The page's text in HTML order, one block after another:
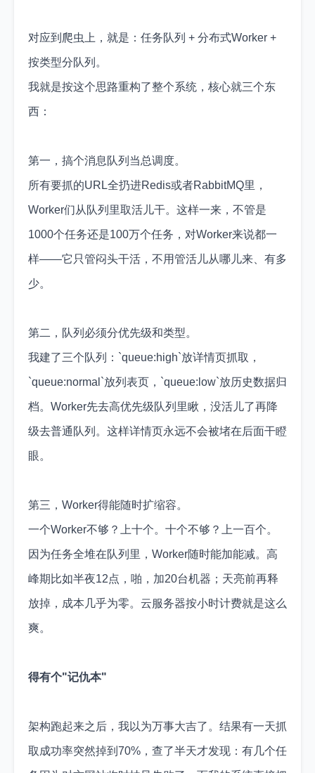
对应到爬虫上，就是：任务队列 + 分布式Worker +
按类型分队列。
我就是按这个思路重构了整个系统，核心就三个东
西：
第一，搞个消息队列当总调度。
所有要抓的URL全扔进Redis或者RabbitMQ里，
Worker们从队列里取活儿干。这样一来，不管是
1000个任务还是100万个任务，对Worker来说都一
样——它只管闷头干活，不用管活儿从哪儿来、有多
少。
第二，队列必须分优先级和类型。
我建了三个队列：`queue:high`放详情页抓取，
`queue:normal`放列表页，`queue:low`放历史数据归
档。Worker先去高优先级队列里瞅，没活儿了再降
级去普通队列。这样详情页永远不会被堵在后面干瞪
眼。
第三，Worker得能随时扩缩容。
一个Worker不够？上十个。十个不够？上一百个。
因为任务全堆在队列里，Worker随时能加能减。高
峰期比如半夜12点，啪，加20台机器；天亮前再释
放掉，成本几乎为零。云服务器按小时计费就是这么
爽。
得有个"记仇本"
架构跑起来之后，我以为万事大吉了。结果有一天抓
取成功率突然掉到70%，查了半天才发现：有几个任